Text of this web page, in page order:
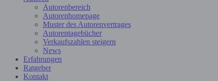
Autorenbereich
Autorenhomepage
Muster des Autorenvertrages
Autorentagebücher
Verkaufszahlen steigern
News
Erfahrungen
Ratgeber
Kontakt